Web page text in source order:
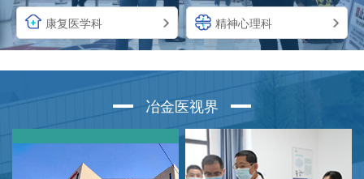
康复医学科 精神心理科
冶金医视界